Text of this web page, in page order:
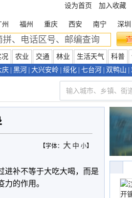
设为首页 加入收藏
州 福州 重庆 西安 南宁 深圳
况 农业 交通 林业 生活天气 科普
庆 黑河 大兴安岭 绥化 七台河 双鸭山
【字体： 大 中 小】
进补不等于大吃大喝，而是
的作用。